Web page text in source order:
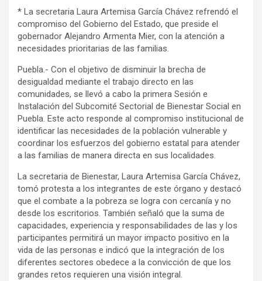
* La secretaria Laura Artemisa García Chávez refrendó el
compromiso del Gobierno del Estado, que preside el
gobernador Alejandro Armenta Mier, con la atención a
necesidades prioritarias de las familias.
Puebla.- Con el objetivo de disminuir la brecha de
desigualdad mediante el trabajo directo en las
comunidades, se llevó a cabo la primera Sesión e
Instalación del Subcomité Sectorial de Bienestar Social en
Puebla. Este acto responde al compromiso institucional de
identificar las necesidades de la población vulnerable y
coordinar los esfuerzos del gobierno estatal para atender
a las familias de manera directa en sus localidades.
La secretaria de Bienestar, Laura Artemisa García Chávez,
tomó protesta a los integrantes de este órgano y destacó
que el combate a la pobreza se logra con cercanía y no
desde los escritorios. También señaló que la suma de
capacidades, experiencia y responsabilidades de las y los
participantes permitirá un mayor impacto positivo en la
vida de las personas e indicó que la integración de los
diferentes sectores obedece a la convicción de que los
grandes retos requieren una visión integral.